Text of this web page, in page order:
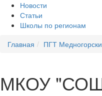
Новости
Статьи
Школы по регионам
Главная
ПГТ
МКОУ "СОШ